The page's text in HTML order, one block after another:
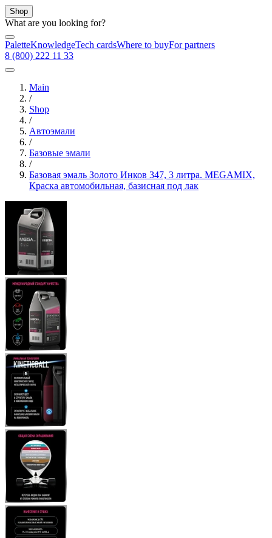
Shop
What are you looking for?
PaletteKnowledgeTech cardsWhere to buyFor partners
8 (800) 222 11 33
Main
/
Shop
/
Автоэмали
/
Базовые эмали
/
Базовая эмаль Золото Инков 347, 3 литра. MEGAMIX,
Краска автомобильная, базисная под лак